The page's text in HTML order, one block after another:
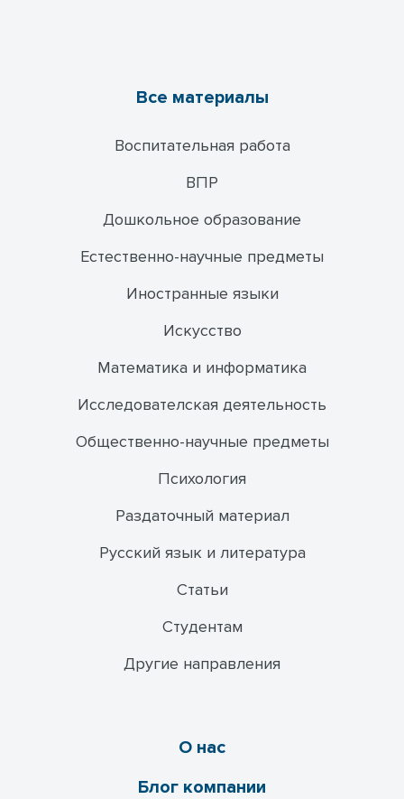
Все материалы
Воспитательная работа
ВПР
Дошкольное образование
Естественно-научные предметы
Иностранные языки
Искусство
Математика и информатика
Исследователская деятельность
Общественно-научные предметы
Психология
Раздаточный материал
Русский язык и литература
Статьи
Студентам
Другие направления
О нас
Блог компании